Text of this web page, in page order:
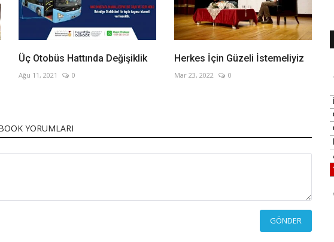
Üç Otobüs Hattında Değişiklik
Ağu 11, 2021 0
Herkes İçin Güzeli İstemeliyiz
Mar 23, 2022 0
YORUMLARI
GÖNDER